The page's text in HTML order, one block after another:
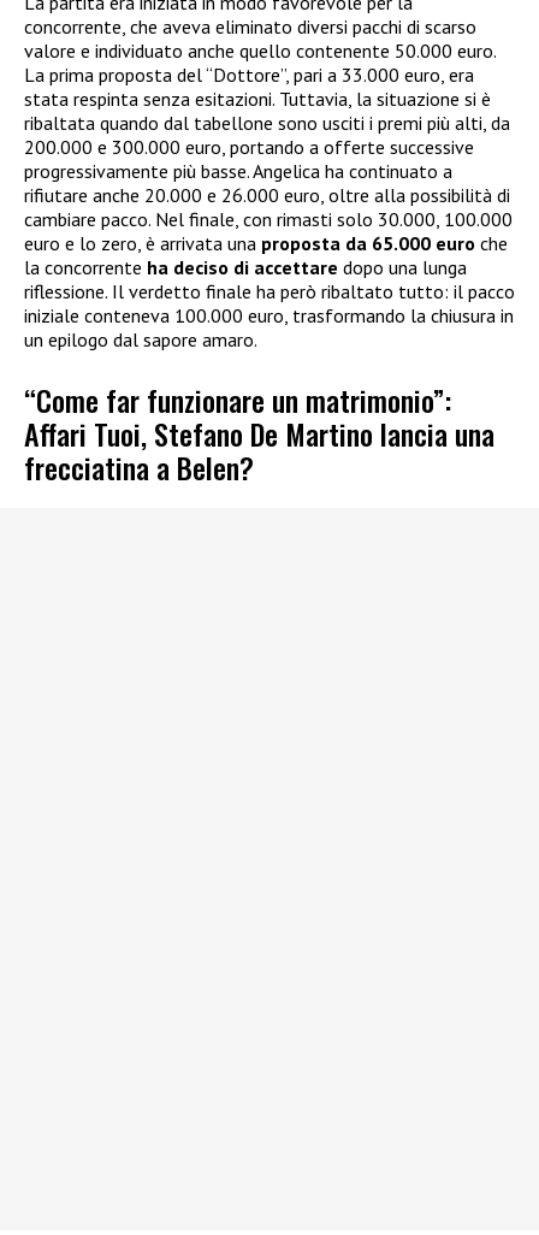
concorrente, che aveva eliminato diversi pacchi di scarso
valore e individuato anche quello contenente 50.000 euro.
La prima proposta del “Dottore”, pari a 33.000 euro, era
stata respinta senza esitazioni. Tuttavia, la situazione si è
ribaltata quando dal tabellone sono usciti i premi più alti, da
200.000 e 300.000 euro, portando a offerte successive
progressivamente più basse. Angelica ha continuato a
rifiutare anche 20.000 e 26.000 euro, oltre alla possibilità di
cambiare pacco. Nel finale, con rimasti solo 30.000, 100.000
euro e lo zero, è arrivata una proposta da 65.000 euro che
la concorrente ha deciso di accettare dopo una lunga
riflessione. Il verdetto finale ha però ribaltato tutto: il pacco
iniziale conteneva 100.000 euro, trasformando la chiusura in
un epilogo dal sapore amaro.
“Come far funzionare un matrimonio”:
Affari Tuoi, Stefano De Martino lancia una
frecciatina a Belen?